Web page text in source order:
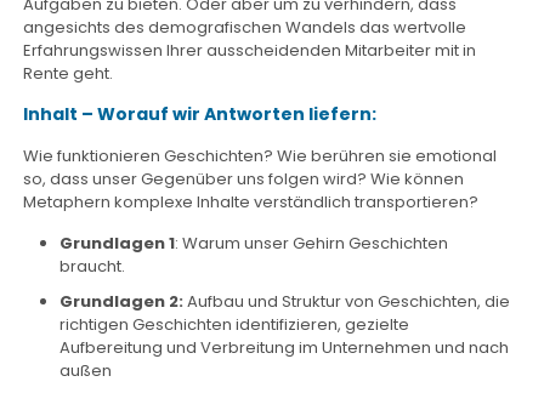
angesichts des demografischen Wandels das wertvolle
Erfahrungswissen Ihrer ausscheidenden Mitarbeiter mit in
Rente geht.
Inhalt – Worauf wir Antworten liefern:
Wie funktionieren Geschichten? Wie berühren sie emotional
so, dass unser Gegenüber uns folgen wird? Wie können
Metaphern komplexe Inhalte verständlich transportieren?
Grundlagen 1: Warum unser Gehirn Geschichten
braucht.
Grundlagen 2: Aufbau und Struktur von Geschichten, die
richtigen Geschichten identifizieren, gezielte
Aufbereitung und Verbreitung im Unternehmen und nach
außen